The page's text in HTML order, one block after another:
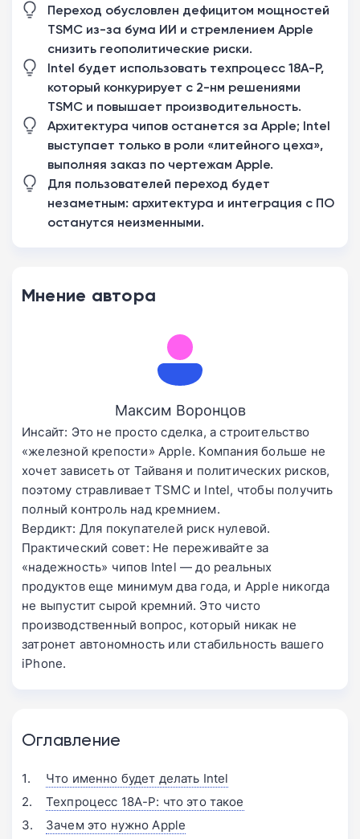
Переход обусловлен дефицитом мощностей
TSMC из-за бума ИИ и стремлением Apple
снизить геополитические риски.
Intel будет использовать техпроцесс 18A-P,
который конкурирует с 2-нм решениями
TSMC и повышает производительность.
Архитектура чипов останется за Apple; Intel
выступает только в роли «литейного цеха»,
выполняя заказ по чертежам Apple.
Для пользователей переход будет
незаметным: архитектура и интеграция с ПО
останутся неизменными.
Мнение автора
Максим Воронцов
Инсайт: Это не просто сделка, а строительство
«железной крепости» Apple. Компания больше не
хочет зависеть от Тайваня и политических рисков,
поэтому стравливает TSMC и Intel, чтобы получить
полный контроль над кремнием.
Вердикт: Для покупателей риск нулевой.
Практический совет: Не переживайте за
«надежность» чипов Intel — до реальных
продуктов еще минимум два года, и Apple никогда
не выпустит сырой кремний. Это чисто
производственный вопрос, который никак не
затронет автономность или стабильность вашего
iPhone.
Оглавление
Что именно будет делать Intel
Техпроцесс 18A-P: что это такое
Зачем это нужно Apple